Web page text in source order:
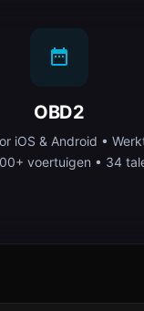
OBD2
iOS & Android •
voertuigen • 34